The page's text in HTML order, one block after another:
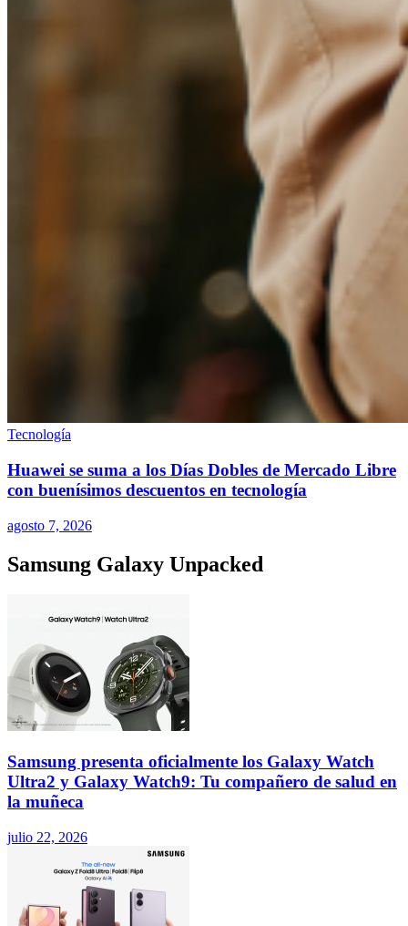
Tecnología
Huawei se suma a los Días Dobles de Mercado Libre
con buenísimos descuentos en tecnología
agosto 7, 2026
Samsung Galaxy Unpacked
Samsung presenta oficialmente los Galaxy Watch
Ultra2 y Galaxy Watch9: Tu compañero de salud en
la muñeca
julio 22, 2026